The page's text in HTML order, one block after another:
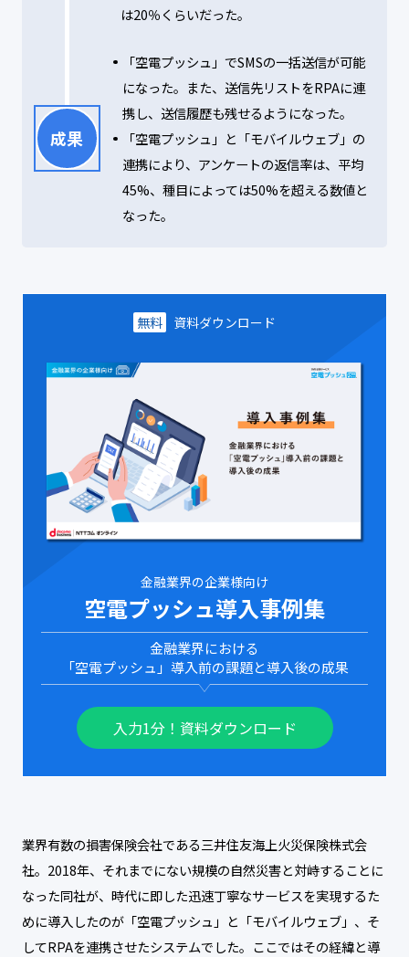
は20％くらいだった。
成果
「空電プッシュ」でSMSの一括送信が可能
になった。また、送信先リストをRPAに連
携し、送信履歴も残せるようになった。
「空電プッシュ」と「モバイルウェブ」の
連携により、アンケートの返信率は、平均
45%、種目によっては50%を超える数値と
なった。
無料 資料ダウンロード
金融業界の企業様向け
空電プッシュ導入事例集
金融業界における
「空電プッシュ」導入前の課題と導入後の成果
入力1分！資料ダウンロード
業界有数の損害保険会社である三井住友海上火災保険株式会
社。2018年、それまでにない規模の自然災害と対峙することに
なった同社が、時代に即した迅速丁寧なサービスを実現するた
めに導入したのが「空電プッシュ」と「モバイルウェブ」、そ
してRPAを連携させたシステムでした。ここではその経緯と導